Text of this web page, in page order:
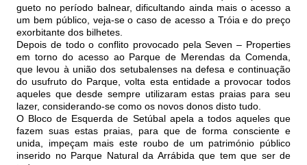
gueto no período balnear, dificultando ainda mais o acesso a
um bem público, veja-se o caso de acesso a Tróia e do preço
exorbitante dos bilhetes.
Depois de todo o conflito provocado pela Seven – Properties
em torno do acesso ao Parque de Merendas da Comenda,
que levou à união dos setubalenses na defesa e continuação
do usufruto do Parque, volta esta entidade a provocar todos
aqueles que desde sempre utilizaram estas praias para seu
lazer, considerando-se como os novos donos disto tudo.
O Bloco de Esquerda de Setúbal apela a todos aqueles que
fazem suas estas praias, para que de forma consciente e
unida, impeçam mais este roubo de um património público
inserido no Parque Natural da Arrábida que tem que ser de